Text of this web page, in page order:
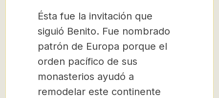
Ésta fue la invitación que
siguió Benito. Fue nombrado
patrón de Europa porque el
orden pacífico de sus
monasterios ayudó a
remodelar este continente